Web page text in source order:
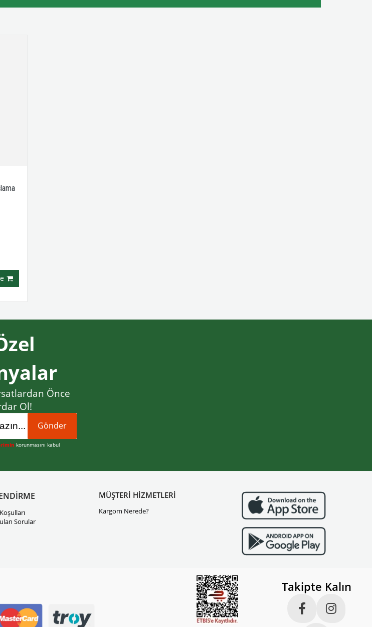
Önce
Ol!
Gönder
korunmasını kabul
Sorular
MÜŞTERİ HİZMETLERİ
Kargom Nerede?
Takipte Kalın